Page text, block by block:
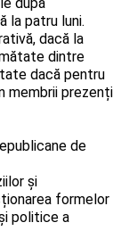
la patru luni.
dacă la
dintre
dacă pentru
membrii prezenți
de
și
formelor
politice a